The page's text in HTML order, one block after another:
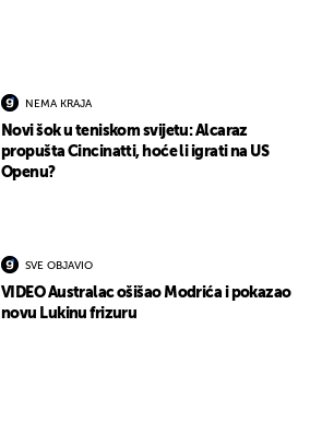
NEMA KRAJA
Novi šok u teniskom svijetu: Alcaraz
propušta Cincinatti, hoće li igrati na US
Openu?
SVE OBJAVIO
VIDEO Australac ošišao Modrića i pokazao
novu Lukinu frizuru